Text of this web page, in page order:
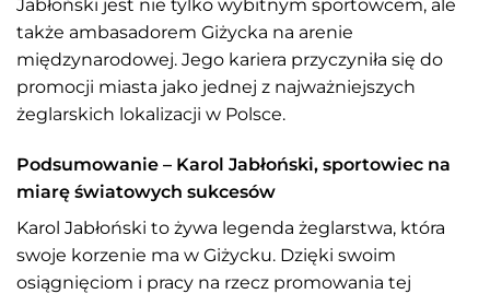
Jabłoński jest nie tylko wybitnym sportowcem, ale
także ambasadorem Giżycka na arenie
międzynarodowej. Jego kariera przyczyniła się do
promocji miasta jako jednej z najważniejszych
żeglarskich lokalizacji w Polsce.
Podsumowanie – Karol Jabłoński, sportowiec na
miarę światowych sukcesów
Karol Jabłoński to żywa legenda żeglarstwa, która
swoje korzenie ma w Giżycku. Dzięki swoim
osiągnięciom i pracy na rzecz promowania tej